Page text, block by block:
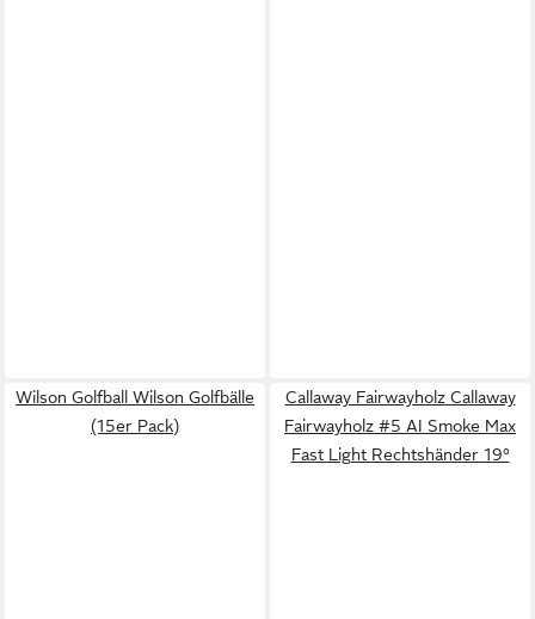
Wilson Golfball Wilson Golfbälle
(15er Pack)
Callaway Fairwayholz Callaway
Fairwayholz #5 AI Smoke Max
Fast Light Rechtshänder 19°